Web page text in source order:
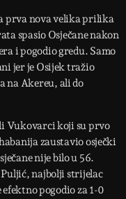
prva nova velika prilika
spasio Osječane nakon
i pogodio gredu. Samo
jer je Osijek tražio
na Akereu, ali do
Vukovarci koji su prvo
zaustavio osječki
nije bilo u 56.
najbolji strijelac
pogodio za 1-0